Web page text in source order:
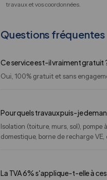
travaux et vos coordonnées.
Questions fréquentes
Ce service est-il vraiment gratuit
Oui, 100% gratuit et sans
Pour quels travaux puis-je
Isolation (toiture, murs, sol),
domestique, borne de recharge
La TVA 6% s'applique-t-elle à